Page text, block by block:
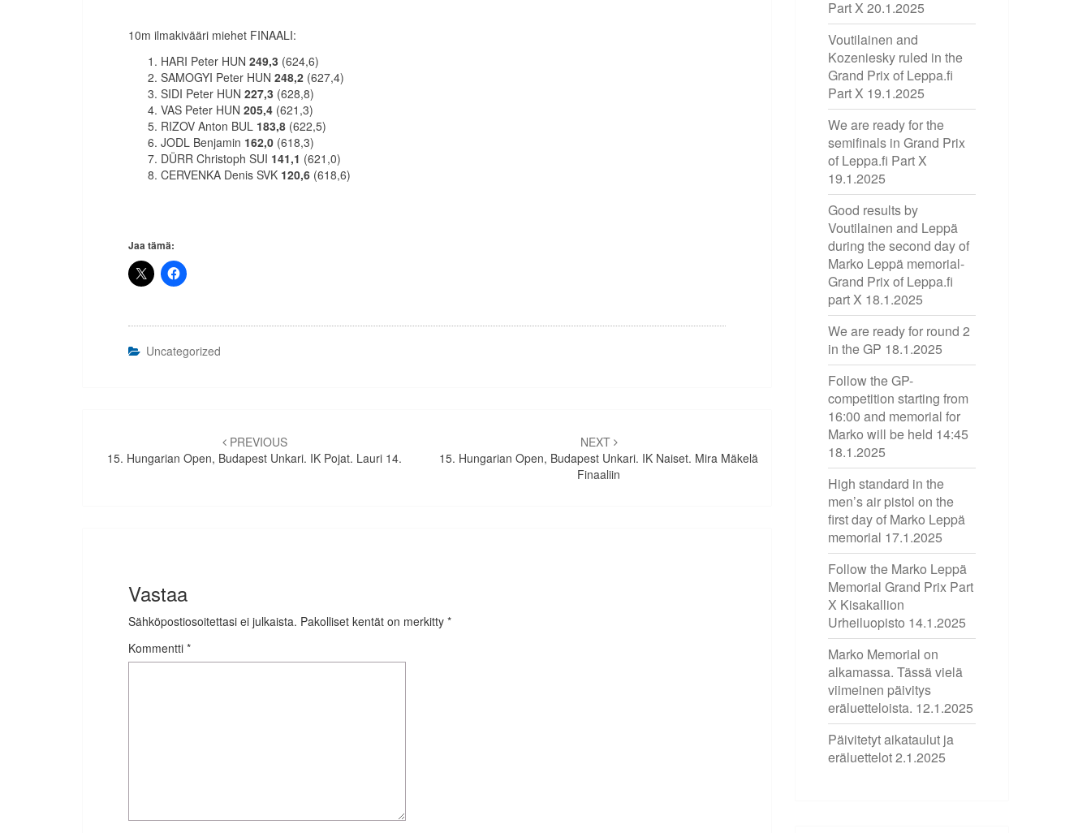
10m ilmakivääri miehet FINAALI:
HARI Peter HUN 249,3 (624,6)
SAMOGYI Peter HUN 248,2 (627,4)
SIDI Peter HUN 227,3 (628,8)
VAS Peter HUN 205,4 (621,3)
RIZOV Anton BUL 183,8 (622,5)
JODL Benjamin 162,0 (618,3)
DÜRR Christoph SUI 141,1 (621,0)
CERVENKA Denis SVK 120,6 (618,6)
Jaa tämä:
Uncategorized
selaus
PREVIOUS
15. Hungarian Open, Budapest Unkari. IK Pojat. Lauri 14.
NEXT
15. Hungarian Open, Budapest Unkari. IK Naiset. Mira Mäkelä
Finaaliin
Vastaa
Sähköpostiosoitettasi ei julkaista. Pakolliset kentät on merkitty *
Kommentti *
Part X 20.1.2025
Voutilainen and
Kozeniesky ruled in the
Grand Prix of Leppa.fi
Part X 19.1.2025
We are ready for the
semifinals in Grand Prix
of Leppa.fi Part X
19.1.2025
Good results by
Voutilainen and Leppä
during the second day of
Marko Leppä memorial-
Grand Prix of Leppa.fi
part X 18.1.2025
We are ready for round 2
in the GP 18.1.2025
Follow the GP-
competition starting from
16:00 and memorial for
Marko will be held 14:45
18.1.2025
High standard in the
men’s air pistol on the
first day of Marko Leppä
memorial 17.1.2025
Follow the Marko Leppä
Memorial Grand Prix Part
X Kisakallion
Urheiluopisto 14.1.2025
Marko Memorial on
alkamassa. Tässä vielä
viimeinen päivitys
eräluetteloista. 12.1.2025
Päivitetyt aikataulut ja
eräluettelot2.1.2025